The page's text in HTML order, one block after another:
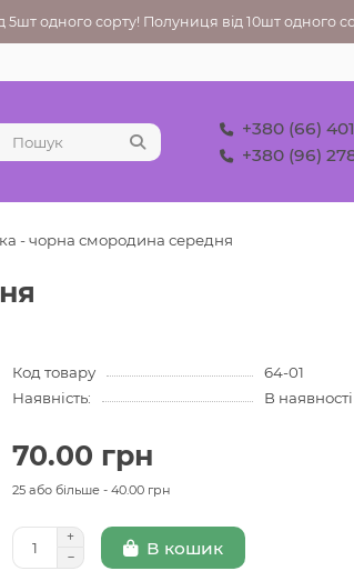
5шт одного сорту! Полуниця від 10шт одного
+380 (66)
+380 (96)
- чорна смородина середня
Код товару
64-01
Наявність:
В наявності
70.00 грн
25 або більше - 40.00 грн
В кошик